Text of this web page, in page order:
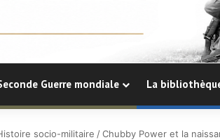
Guerre mondiale La
socio-militaire /Chubby Power et la